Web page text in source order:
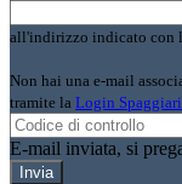
all'indirizzo indicato con
Non hai una e-mail
tramite la Login Spaggiari
E-mail inviata, si